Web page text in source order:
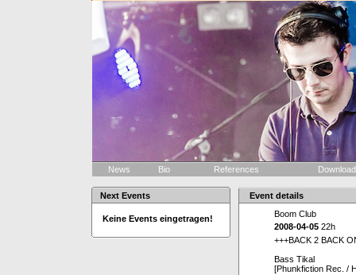
News Bio References
Next Events
Keine Events eingetragen!
Event details
Boom Club
2008-04-05 22h
+++BACK 2 BACK
Bass Tikal
[Phunkfiction Rec. /